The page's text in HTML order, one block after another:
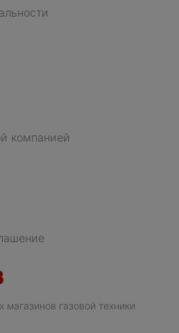
газовой техники
компанией